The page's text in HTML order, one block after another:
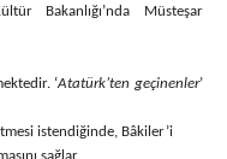
Bakanlığı’nda Müsteşar
‘Atatürk’ten geçinenler’
istendiğinde, Bâkiler’i